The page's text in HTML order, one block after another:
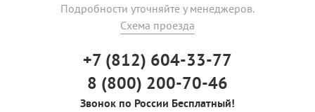
Подробности уточняйте у менеджеров.
Схема проезда
+7 (812) 604-33-77
8 (800) 200-70-46
Звонок по России Бесплатный!